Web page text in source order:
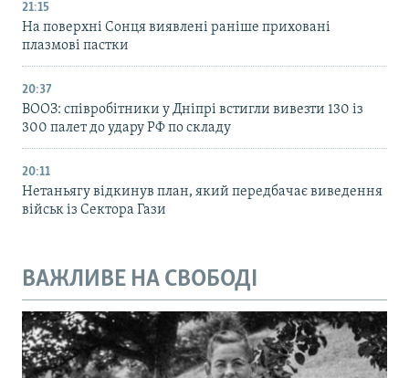
21:15
На поверхні Сонця виявлені раніше приховані
плазмові пастки
20:37
ВООЗ: співробітники у Дніпрі встигли вивезти 130 із
300 палет до удару РФ по складу
20:11
Нетаньягу відкинув план, який передбачає виведення
військ із Сектора Гази
ВАЖЛИВЕ НА СВОБОДІ